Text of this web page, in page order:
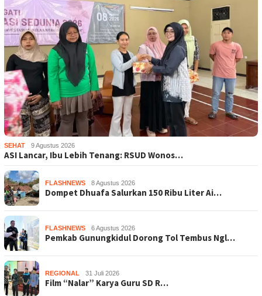
SEHAT 9 Agustus 2026
ASI Lancar, Ibu Lebih Tenang: RSUD Wonos…
FLASHNEWS 8 Agustus 2026
Dompet Dhuafa Salurkan 150 Ribu Liter Ai…
FLASHNEWS 6 Agustus 2026
Pemkab Gunungkidul Dorong Tol Tembus Ngl…
REGIONAL 31 Juli 2026
Film “Nalar” Karya Guru SD R…